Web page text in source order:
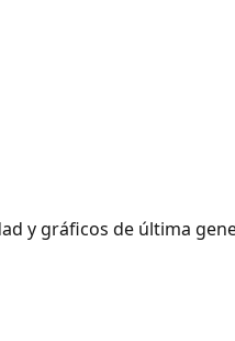
y gráficos de última